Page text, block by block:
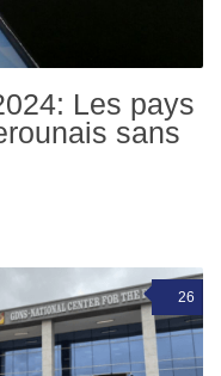
Les pays
sans
26